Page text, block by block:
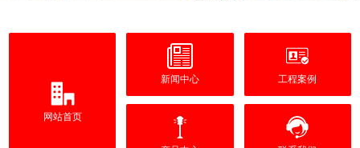
网站首页
新闻中心 工程案例